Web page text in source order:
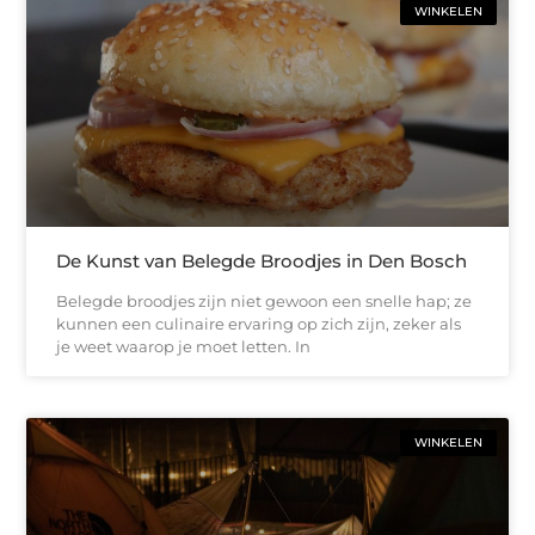
WINKELEN
De Kunst van Belegde Broodjes in Den Bosch
Belegde broodjes zijn niet gewoon een snelle hap; ze
kunnen een culinaire ervaring op zich zijn, zeker als
je weet waarop je moet letten. In
WINKELEN